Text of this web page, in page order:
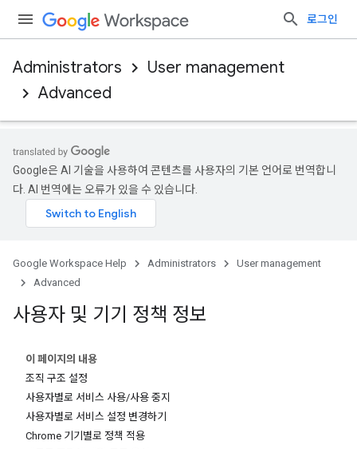
로그인
Administrators
User management
Advanced
Google은 AI 기술을 사용하여 콘텐츠를 사용자의 기본 언어로 번역합니
다. AI 번역에는 오류가 있을 수 있습니다.
Google Workspace Help Administrators
User management
Advanced
사용자 및 기기 정책 정보
이 페이지의 내용
조직 구조 설정
사용자별로 서비스 사용/사용 중지
사용자별로 서비스 설정 변경하기
Chrome 기기별로 정책 적용